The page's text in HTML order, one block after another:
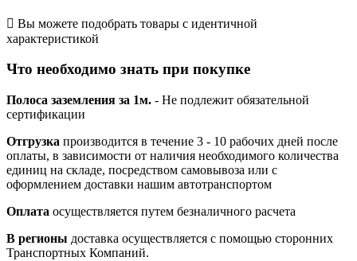
 Вы можете подобрать товары с идентичной
характеристикой
Что необходимо знать при покупке
Полоса заземления за 1м. - Не подлежит обязательной
сертификации
Отгрузка производится в течение 3 - 10 рабочих дней после
оплаты, в зависимости от наличия необходимого количества
единиц на складе, посредством самовывоза или с
оформлением доставки нашим автотранспортом
Оплата осуществляется путем безналичного расчета
В регионы доставка осуществляется с помощью сторонних
Транспортных Компаний.